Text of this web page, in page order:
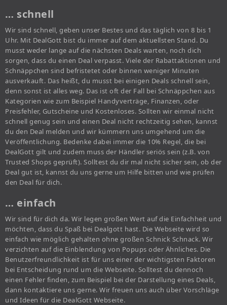
… schnell
Wir sind schnell, geben unser Bestes und das täglich von 8 bis 1
Uhr. Mit DealGott bist du immer auf dem aktuellsten Stand. Du
musst weder lange auf die nächsten Deals warten, noch dich
sorgen, dass du einen Deal verpasst. Viele der Rabattaktionen und
Schnäppchen sind befristetet oder binnen weniger Minuten
ausverkauft. Das heißt, du musst bei einigen Deals schnell sein,
denn sonst ist alles weg. Das ist oft der Fall bei Schnäppchen aus
Kategorien wie zum Beispiel Handyverträge, Finanzen, oder
Preisfehler, Gutscheine und Kostenloses. Sollten wir einmal nicht
schnell genug sein und einen Deal nicht rechtzeitig sehen, kannst
du den Deal melden und wir kümmern uns umgehend um die
Veröffentlichung. Bedenke dabei immer die 10% Regel, die bei
DealGott gilt und zudem muss der Händler seriös sein (z.B. von
Trusted Shops geprüft). Solltest du dir mal nicht sicher sein, ob der
Deal gut ist, kannst du uns gerne um Hilfe bitten und wie prüfen
den Deal für dich.
… einfach
Wir sind für dich da. Wir legen großen Wert auf die Einfachheit und
möchten, dass du Spaß bei Dealgott hast. Die Webseite wird so
einfach wie möglich gehalten ohne großen Schnick Schnack. Wir
verzichten auf die Einblendung von Popups oder Ähnliches. Die
Benutzerfreundlichkeit ist für uns einer der wichtigsten Faktoren
bei Entscheidung rund um die Webseite. Solltest du dennoch
einen Fehler finden, zum Beispiel bei der Darstellung eines Deals,
dann kontaktiere uns gerne. Wir freuen uns auch über Vorschläge
und Ideen für die DealGott Webseite.